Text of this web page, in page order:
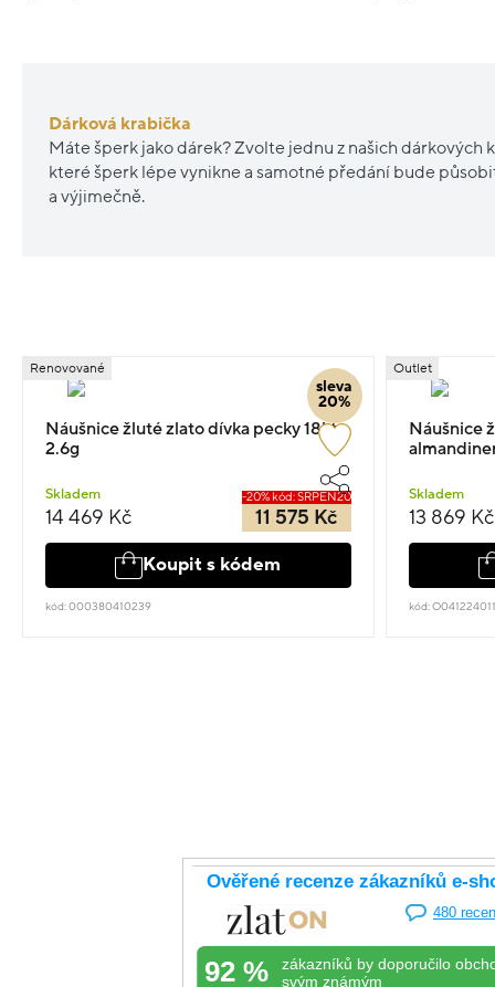
Dárková krabička
Máte šperk jako dárek? Zvolte jednu z našich dárkových
které šperk lépe vynikne a samotné předání bude
a výjimečně.
sleva
20%
Renovované
Náušnice žluté zlato dívka pecky 18kt
2.6g
Skladem
14 469 Kč
-20% kód: SRPEN20
11 575 Kč
Koupit s kódem
kód: 000380410239
Outlet
Náušnice
Skladem
13 869 Kč
kód: